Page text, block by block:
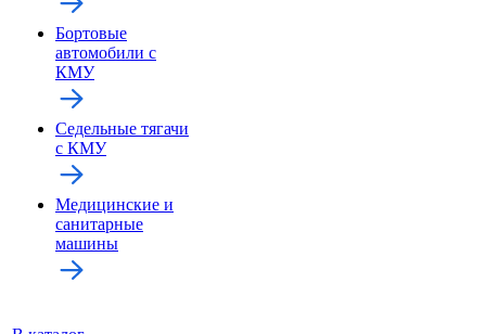
Бортовые
автомобили с
КМУ
Седельные тягачи
с КМУ
Медицинские и
санитарные
машины